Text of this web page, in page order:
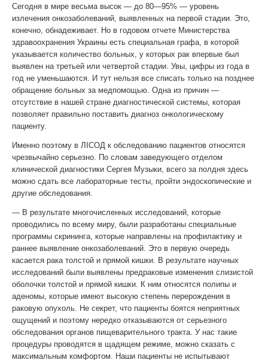
Сегодня в мире весьма высок — до 80—95% — уровень
излечения онкозаболеваний, выявленных на первой стадии. Это,
конечно, обнадеживает. Но в годовом отчете Министерства
здравоохранения Украины есть специальная графа, в которой
указывается количество больных, у которых рак впервые был
выявлен на третьей или четвертой стадии. Увы, цифры из года в
год не уменьшаются. И тут нельзя все списать только на позднее
обращение больных за медпомощью. Одна из причин —
отсутствие в нашей стране диагностической системы, которая
позволяет правильно поставить диагноз онкологическому
пациенту.
Именно поэтому в ЛІСОД к обследованию пациентов относятся
чрезвычайно серьезно. По словам заведующего отделом
клинической диагностики Сергея Музыки, всего за полдня здесь
можно сдать все лабораторные тесты, пройти эндоскопические и
другие обследования.
— В результате многочисленных исследований, которые
проводились по всему миру, были разработаны специальные
программы скрининга, которые направлены на профилактику и
раннее выявление онкозаболеваний. Это в первую очередь
касается рака толстой и прямой кишки. В результате научных
исследований были выявлены предраковые изменения слизистой
оболочки толстой и прямой кишки. К ним относятся полипы и
аденомы, которые имеют высокую степень перерождения в
раковую опухоль. Не секрет, что пациенты боятся неприятных
ощущений и поэтому нередко отказываются от серьезного
обследования органов пищеварительного тракта. У нас такие
процедуры проводятся в щадящем режиме, можно сказать с
максимальным комфортом. Наши пациенты не испытывают